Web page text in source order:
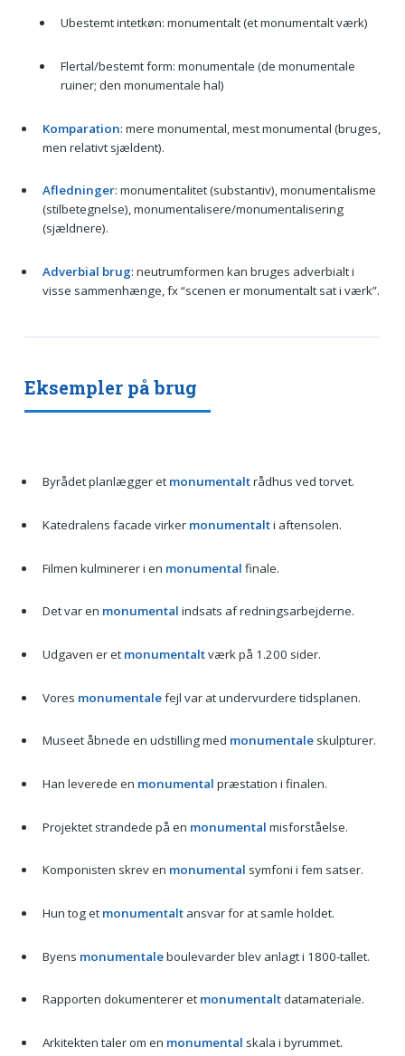
Ubestemt intetkøn: monumentalt (et monumentalt værk)
Flertal/bestemt form: monumentale (de monumentale
ruiner; den monumentale hal)
Komparation: mere monumental, mest monumental (bruges,
men relativt sjældent).
Afledninger: monumentalitet (substantiv), monumentalisme
(stilbetegnelse), monumentalisere/monumentalisering
(sjældnere).
Adverbial brug: neutrumformen kan bruges adverbialt i
visse sammenhænge, fx “scenen er monumentalt sat i værk”.
Eksempler på brug
Byrådet planlægger et monumentaltrådhus ved torvet.
Katedralens facade virker monumentalti aftensolen.
Filmen kulminerer i en monumental finale.
Det var en monumental indsats af redningsarbejderne.
Udgaven er et monumentaltværk på 1.200 sider.
Vores monumentalefejl var at undervurdere tidsplanen.
Museet åbnede en udstilling med monumentaleskulpturer.
Han leverede en monumental præstation i finalen.
Projektet strandede på en monumental misforståelse.
Komponisten skrev en monumental symfoni i fem satser.
Hun tog et monumentaltansvar for at samle holdet.
Byens monumentaleboulevarder blev anlagt i 1800-tallet.
Rapporten dokumenterer et monumentaltdatamateriale.
Arkitekten taler om en monumental skala i byrummet.